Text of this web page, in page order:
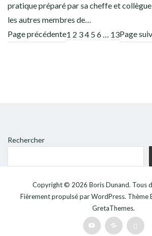
pratique préparé par sa cheffe et
les autres membres de…
Page précédente1 2 34 56… 13Page
Rechercher
Copyright © 2026 Boris Dunand. Tous
Fièrement propulsé parWordPress. Thème
GretaThemes.
Youtube Patreon